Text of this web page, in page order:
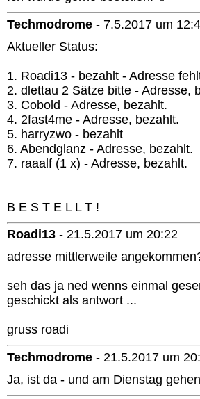
Techmodrome - 7.5.2017 um
Aktueller Status:
1. Roadi13 - bezahlt - Adresse
2. dlettau 2 Sätze bitte - Adresse,
3. Cobold - Adresse, bezahlt.
4. 2fast4me - Adresse, bezahlt.
5. harryzwo - bezahlt
6. Abendglanz - Adresse, bezahlt.
7. raaalf (1 x) - Adresse, bezahlt.
B E S T E L L T !
Roadi13 - 21.5.2017 um 20:22
adresse mittlerweile
seh das ja ned wenns einmal
geschickt als antwort ...
gruss roadi
Techmodrome - 21.5.2017 um
Ja, ist da - und am Dienstag